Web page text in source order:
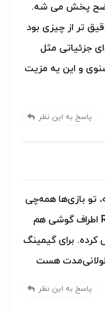
پخش مى شه.
تر از چیزی بود
جزئياتى مثل
و اين يه مزيت
پاسخ به این نظر
تو بازی‌ها همه‌چی
واضح و دقیق شنیده میشه. نور RGB اطراف گوشی هم
برای گیمینگ
هست
پاسخ به این نظر